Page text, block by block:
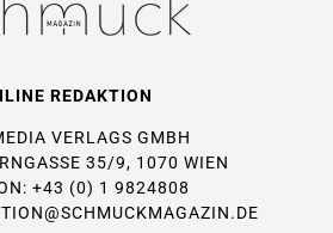
REDAKTION
VERLAGS GMBH
35/9, 1070 WIEN
+43 (0) 1 9824808